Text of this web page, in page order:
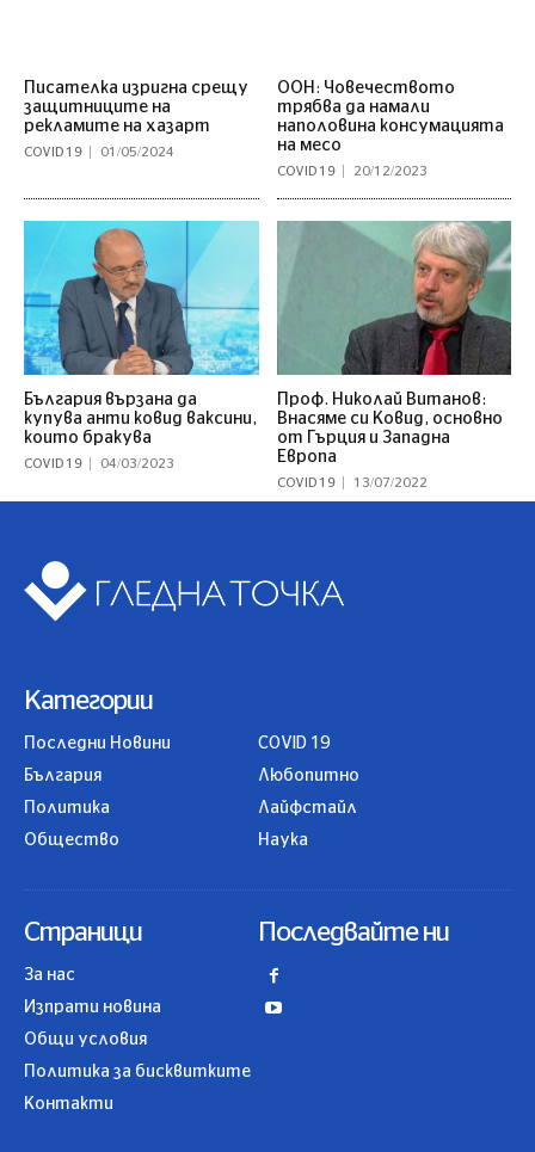
Писателка изригна срещу
защитниците на
рекламите на хазарт
COVID 19 01/05/2024
ООН: Човечеството
трябва да намали
наполовина консумацията
на месо
COVID 19 20/12/2023
България вързана да
купува анти ковид ваксини,
които бракува
COVID 19 04/03/2023
Проф. Николай Витанов:
Внасяме си Ковид, основно
от Гърция и Западна
Европа
COVID 19 13/07/2022
Категории
Последни Новини
България
Политика
Общество
COVID 19
Любопитно
Лайфстайл
Наука
Страници
За нас
Изпрати новина
Общи условия
Политика за бисквитките
Контакти
Последвайте ни